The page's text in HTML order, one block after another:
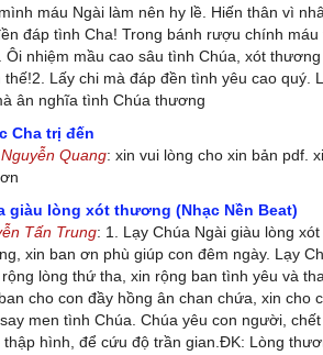
máu Ngài làm nên hy lề. Hiến thân vì
đáp tình Cha! Trong bánh rượu chính máu
Ôi nhiệm mầu cao sâu tình Chúa, xót thương
thế!2. Lấy chi mà đáp đền tình yêu cao quý.
ân nghĩa tình Chúa thương
Cha trị đến
Quang: xin vui lòng cho xin bản pdf.
giàu lòng xót thương (Nhạc Nền Beat)
Tấn Trung: 1. Lạy Chúa Ngài giàu lòng xót
xin ban ơn phù giúp con đêm ngày. Lạy
rộng lòng thứ tha, xin rộng ban tình yêu và tha
cho con đầy hồng ân chan chứa, xin cho
men tình Chúa. Chúa yêu con người, chết
thập hình, để cứu độ trần gian.ĐK: Lòng